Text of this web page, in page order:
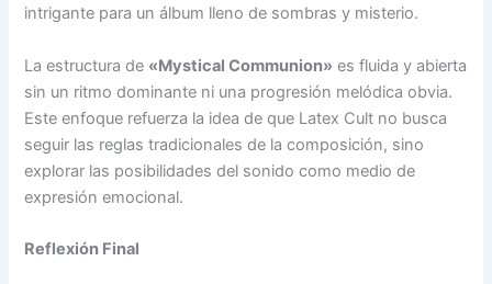
intrigante para un álbum lleno de sombras y misterio.
La estructura de «Mystical Communion» es fluida y abierta
sin un ritmo dominante ni una progresión melódica obvia.
Este enfoque refuerza la idea de que Latex Cult no busca
seguir las reglas tradicionales de la composición, sino
explorar las posibilidades del sonido como medio de
expresión emocional.
Reflexión Final